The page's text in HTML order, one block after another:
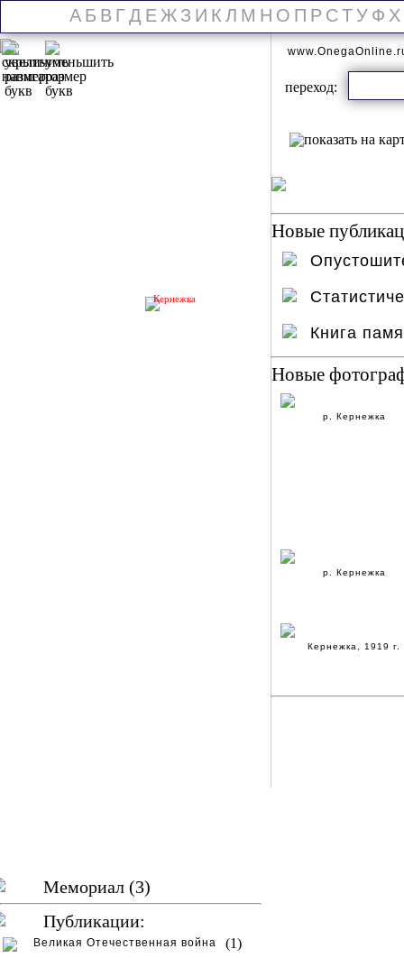
А Б В Г Д Е Ж З И К Л М Н О П Р С Т У Ф Х
Кернежка
Мемориал (3)
Публикации:
Великая Отечественная война (1)
переход:
Новые
Книга
Новые
р. Кернежка
р. Кернежка
Кернежка, 1919 г.